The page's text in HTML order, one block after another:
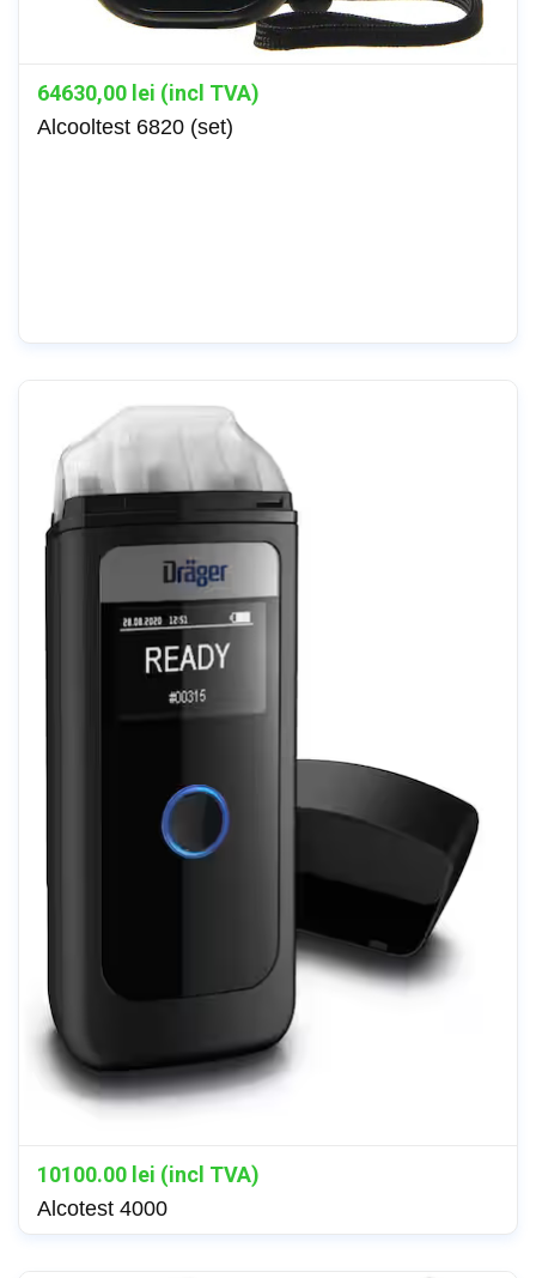
64630,00 lei (incl TVA)
Alcooltest 6820 (set)
10100.00 lei (incl TVA)
Alcotest 4000